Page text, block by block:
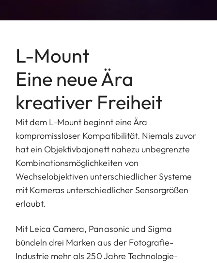
L-Mount
Eine neue Ära
kreativer Freiheit
Mit dem L-Mount beginnt eine Ära
kompromissloser Kompatibilität. Niemals zuvor
hat ein Objektivbajonett nahezu unbegrenzte
Kombinationsmöglichkeiten von
Wechselobjektiven unterschiedlicher Systeme
mit Kameras unterschiedlicher Sensorgrößen
erlaubt.
Mit Leica Camera, Panasonic und Sigma
bündeln drei Marken aus der Fotografie-
Industrie mehr als 250 Jahre Technologie-